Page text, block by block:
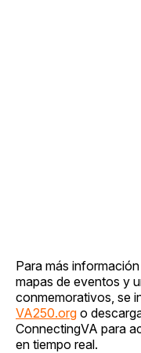
Para más
mapas de eventos y
conmemorativos, se
VA250.org o
ConnectingVA para
en tiempo real.